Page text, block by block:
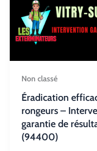
Non classé
Éradication
rongeurs –
garantie de
(94400)